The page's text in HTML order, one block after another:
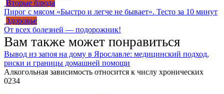
Вторые блюда
Пирог с мясом «Быстро и легче не бывает». Тесто за 10 минут
Здоровье
От всех болезней — подорожник!
Вам также может понравиться
Вывод из запоя на дому в Ярославле: медицинский подход,
риски и границы домашней помощи
Алкогольная зависимость относится к числу хронических
0234